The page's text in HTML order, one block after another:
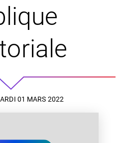
01 MARS 2022